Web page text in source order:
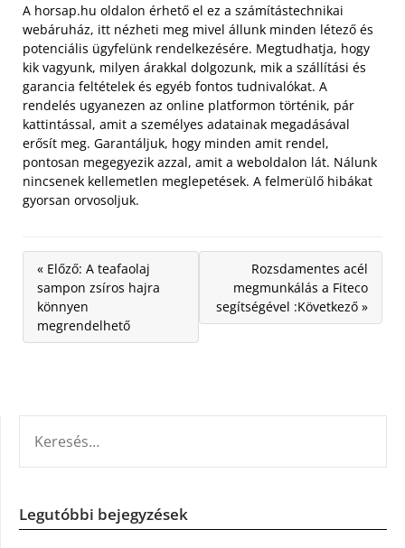
A horsap.hu oldalon érhető el ez a számítástechnikai
webáruház, itt nézheti meg mivel állunk minden létező és
potenciális ügyfelünk rendelkezésére. Megtudhatja, hogy
kik vagyunk, milyen árakkal dolgozunk, mik a szállítási és
garancia feltételek és egyéb fontos tudnivalókat. A
rendelés ugyanezen az online platformon történik, pár
kattintással, amit a személyes adatainak megadásával
erősít meg. Garantáljuk, hogy minden amit rendel,
pontosan megegyezik azzal, amit a weboldalon lát. Nálunk
nincsenek kellemetlen meglepetések. A felmerülő hibákat
gyorsan orvosoljuk.
« Előző: A teafaolaj
sampon zsíros hajra
könnyen
megrendelhető
Rozsdamentes acél
megmunkálás a Fiteco
segítségével :Következő »
Legutóbbi bejegyzések